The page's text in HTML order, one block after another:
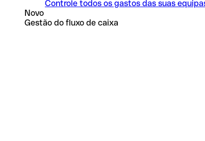
Controle todos os gastos das suas
Novo
Gestão do fluxo de caixa